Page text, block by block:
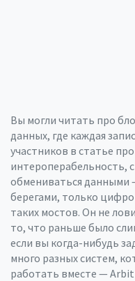
Вы могли читать про
данных, где каждая
участников в статье
интероперабельность,
обмениваться данными
берегами, только
таких мостов. Он не
то, что раньше было
если вы когда-нибудь
много разных систем,
работать вместе —